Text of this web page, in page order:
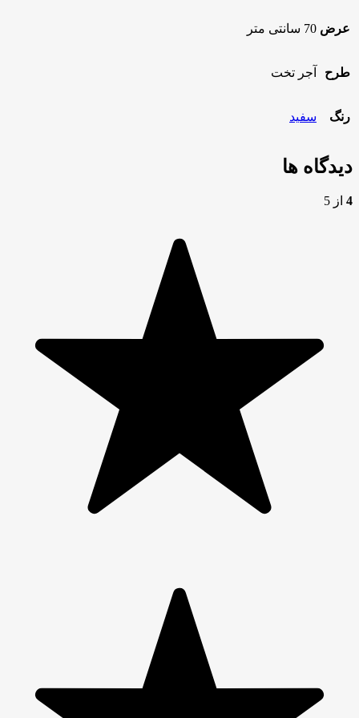
عرض 70 سانتی متر
طرح آجر تخت
رنگ سفید
دیدگاه ها
4 از 5